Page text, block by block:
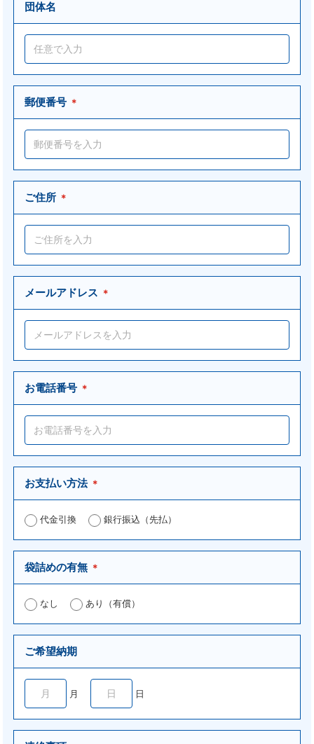
団体名
郵便番号 ＊
ご住所 ＊
メールアドレス ＊
お電話番号 ＊
お支払い方法 ＊
代金引換 銀行振込（先払）
袋詰めの有無 ＊
なし あり（有償）
ご希望納期
月 日